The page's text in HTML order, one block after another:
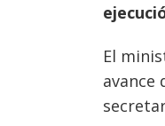
El
avance